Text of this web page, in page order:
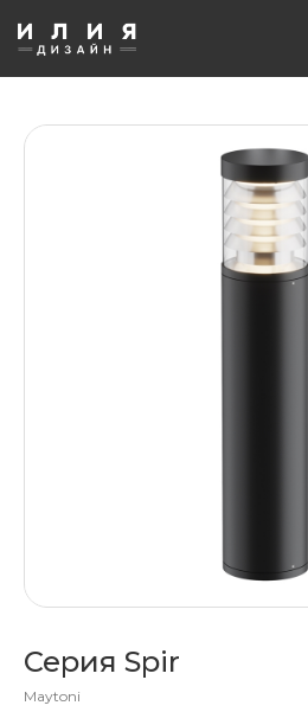
Серия Spir
Maytoni